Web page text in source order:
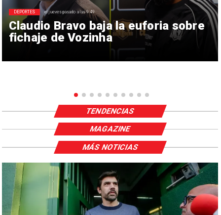
Claudio Bravo baja la euforia sobre
fichaje de Vozinha
DEPORTES el jueves pasado a las 9:49
TENDENCIAS
MAGAZINE
MÁS NOTICIAS